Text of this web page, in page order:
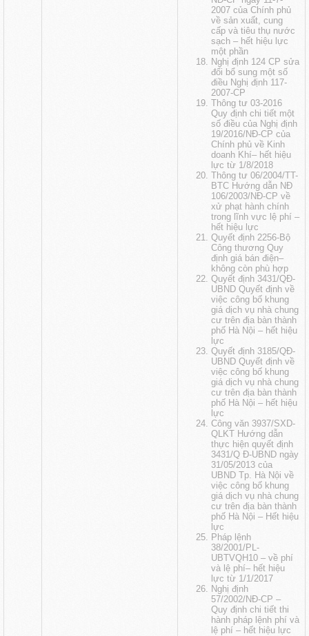
2007 của Chính phủ
về sản xuất, cung
cấp và tiêu thụ nước
sạch – hết hiệu lực
một phần
Nghị định 124 CP sửa
đổi bổ sung một số
điều Nghị định 117-
2007-CP
Thông tư 03-2016
Quy định chi tiết một
số điều của Nghị định
19/2016/NĐ-CP của
Chính phủ về Kinh
doanh Khí– hết hiệu
lực từ 1/8/2018
Thông tư 06/2004/TT-
BTC Hướng dẫn NĐ
106/2003/NĐ-CP về
xử phạt hành chính
trong lĩnh vực lệ phí –
hết hiệu lực
Quyết định 2256-Bộ
Công thương Quy
định giá bán điện–
không còn phù hợp
Quyết định 3431/QĐ-
UBND Quyết định về
việc công bố khung
giá dịch vụ nhà chung
cư trên địa bàn thành
phố Hà Nội – hết hiệu
lực
Quyết định 3185/QĐ-
UBND Quyết định về
việc công bố khung
giá dịch vụ nhà chung
cư trên địa bàn thành
phố Hà Nội – hết hiệu
lực
Công văn 3937/SXD-
QLKT Hướng dẫn
thực hiện quyết định
3431/Q Đ-UBND ngày
31/05/2013 của
UBND Tp. Hà Nội về
việc công bố khung
giá dịch vụ nhà chung
cư trên địa bàn thành
phố Hà Nội – Hết hiệu
lực
Pháp lệnh
38/2001/PL-
UBTVQH10 – về phí
và lệ phí– hết hiệu
lực từ 1/1/2017
Nghị định
57/2002/NĐ-CP –
Quy định chi tiết thi
hành pháp lệnh phí và
lệ phí – hết hiệu lực